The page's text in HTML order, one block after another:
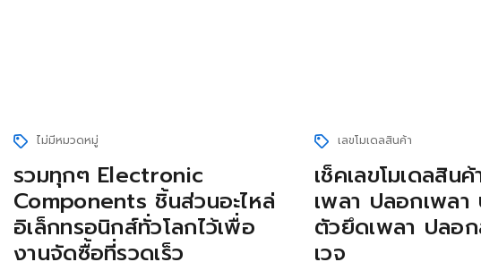
ไม่มีหมวดหมู่
รวมทุกๆ Electronic
Components ชิ้นส่วนอะไหล่
อิเล็กทรอนิกส์ทั่วโลกไว้เพื่อ
งานจัดซื้อที่รวดเร็ว
เลขโมเดลสินค้า
เช็คเลขโมเดลสินค้
เพลา ปลอกเพล
ตัวยึดเพลา ปลอ
เวจ